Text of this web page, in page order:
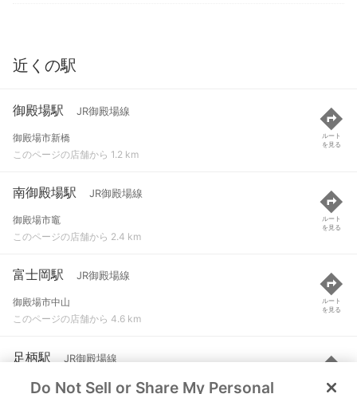
近くの駅
御殿場駅 JR御殿場線
御殿場市新橋
このページの店舗から 1.2 km
ルート
を見る
南御殿場駅 JR御殿場線
御殿場市竈
このページの店舗から 2.4 km
ルート
を見る
富士岡駅 JR御殿場線
御殿場市中山
このページの店舗から 4.6 km
ルート
を見る
足柄駅 JR御殿場線
駿東郡小山町竹之下
ルート
を見る
Do Not Sell or Share My Personal